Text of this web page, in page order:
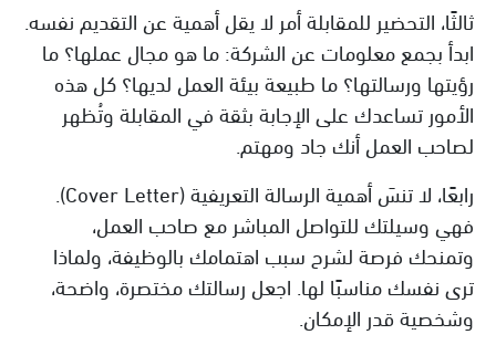
ثالثًا، التحضير للمقابلة أمر لا يقل أهمية عن التقديم نفسه.
ابدأ بجمع معلومات عن الشركة: ما هو مجال عملها؟ ما
رؤيتها ورسالتها؟ ما طبيعة بيئة العمل لديها؟ كل هذه
الأمور تساعدك على الإجابة بثقة في المقابلة وتُظهر
لصاحب العمل أنك جاد ومهتم.
رابعًا، لا تنسَ أهمية الرسالة التعريفية (Cover Letter).
فهي وسيلتك للتواصل المباشر مع صاحب العمل،
وتمنحك فرصة لشرح سبب اهتمامك بالوظيفة، ولماذا
ترى نفسك مناسبًا لها. اجعل رسالتك مختصرة، واضحة،
وشخصية قدر الإمكان.